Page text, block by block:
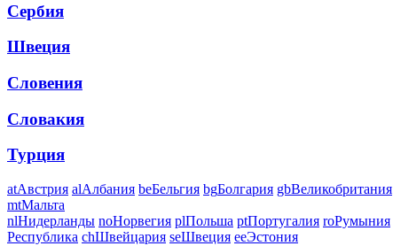
Сербия
Швеция
Словения
Словакия
Турция
atАвстрия alАлбания beБельгия bgБолгария gbВеликобритания
mtМальта
nlНидерланды noНорвегия plПольша ptПортугалия roРумыния
Республика chШвейцария seШвеция eeЭстония